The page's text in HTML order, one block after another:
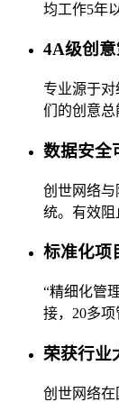
均工作5年
4A级创意
专业源于对
们的创意总
数据安全
创世网络与
统。有效阻
标准化项
“精细化管
接，20多
荣获行业
创世网络